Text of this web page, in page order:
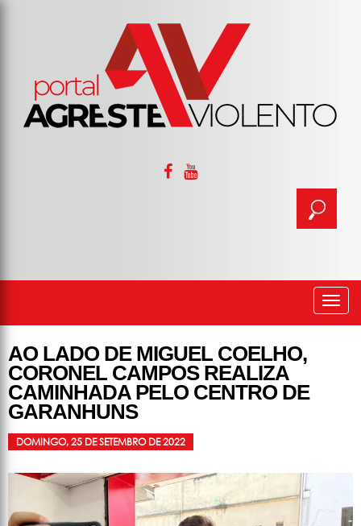
AO LADO DE MIGUEL COELHO,
CORONEL CAMPOS REALIZA
CAMINHADA PELO CENTRO DE
GARANHUNS
DOMINGO, 25 DE SETEMBRO DE 2022